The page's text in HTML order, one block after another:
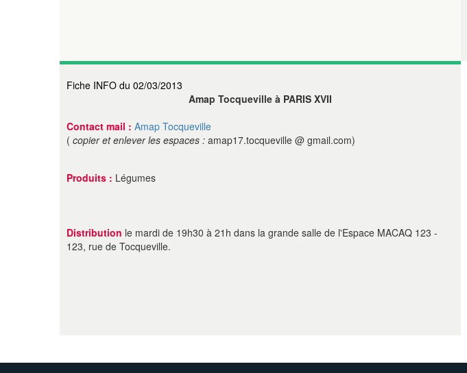
Fiche INFO du 02/03/2013
Amap Tocqueville à PARIS XVII
Contact mail : Amap Tocqueville
( copier et enlever les espaces : amap17.tocqueville @ gmail.com)
Produits : Légumes
Distribution le mardi de 19h30 à 21h dans la grande salle de l'Espace MACAQ 123 -
123, rue de Tocqueville.